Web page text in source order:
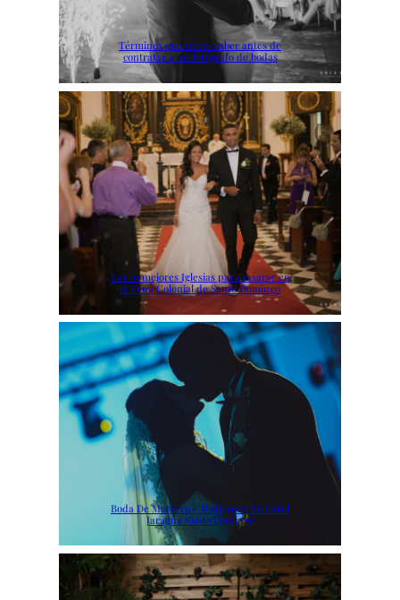
Términos que debes saber antes de
contratar a un fotógrafo de bodas
Las 10 mejores Iglesias para casarse en
la Zona Colonial de Santo Domingo
Boda De Marrero y Rodriguez En Hotel
Jaragua Santo Domingo